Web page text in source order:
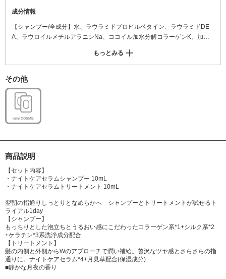
成分情報
【シャンプー/全成分】水、ラウラミドプロピルベタイン、ラウラミドDE
A、ラウロイルメチルアラニンNa、ココイル加水分解コラーゲンK、加水
シルクNa、ジラウロイルグルタミン酸リシンNa、月見草油、グリシン、
テアニン、トリプトファン、加水分解ケラチン、ヒドロキシプロピルトリ
モニウム加水分解ケラチン(羊毛)、ステアルジモニウムヒドロキシプロピ
ル加水分解ケラチン(羊毛)、加水分解シルク、ヒドロキシプロピルトリモ
ニウム加水分解シルク、イソステアロイル加水分解シルク、加水分解コン
キオリン、ポリクオタニウム-10、ポリクオタニウム-7、セラミドNP、セ
ラミドNG、セラミドAP、ツバキ種子油、カニナバラ果実油、バオバブ種
ルバミン酸ヨウ化プロピニル、エチドロン酸4Na、水添レシチン、ダイズ
ステロール、フェノキシエタノール、メチルパラベン、香料
【トリートメント/全成分】水、ステアリルアルコール、ジメチコン、グリ
セリン、ベヘントリモニウムクロリド、セテアリルアルコール、アモジメ
タニウムー10、クオタニウム-33、加水分解コラーゲン、月見草油、グリ
シン、テアニン、トリプトファン、加水分解ケラチン、ヒドロキシプロピ
ルトリモニウム加水分解ケラチン(羊毛)、ステアルジモニウムヒドロキシ
プロピル加水分解ケラチン(羊毛)、加水分解シルク、ヒドロキシプロピル
トリモニウム加水分解シルク、イソステアロイル加水分解シルク、ココイ
ルアルギニンエチルPCA、加水分解コンキオリン、オクチルドデカノー
ル、イソプロパノール、ヒドロキシエチルセルロース、ジココジモニウム
もっとみる
その他
mini COSME
商品説明
【セット内容】
・ナイトケアセラムシャンプー 10mL
・ナイトケアセラムトリートメント 10mL
翌朝の指通りしっとりとなめらかへ シャンプーとトリートメントが試せるト
ライアル1day
【シャンプー】
もっちりとした泡立ちとうるおい感にこだわったコラーゲン系*1+シルク系*2
+ケラチン*3系洗浄成分配合
【トリートメント】
髪の内側と外側からWのアプローチで潤い補給。贅沢なツヤ感とさらさらの指
通りに。ナイトケアセラム*4+月見草配合(保湿成分)
■静かな月夜の香り